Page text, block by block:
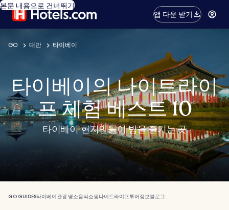
본문 내용으로 건너뛰기
앱 다운 받기
GO 대만 타이베이
타이베이의 나이트라이
프 체험 베스트 10
타이베이 현지인들이 밤을 즐기는 곳
GO GUIDES타이베이관광 명소음식쇼핑나이트라이프투어정보블로그